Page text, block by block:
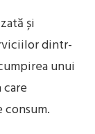
și
dintr-
unui